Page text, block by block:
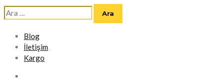
Arama:
Blog
İletişim
Kargo